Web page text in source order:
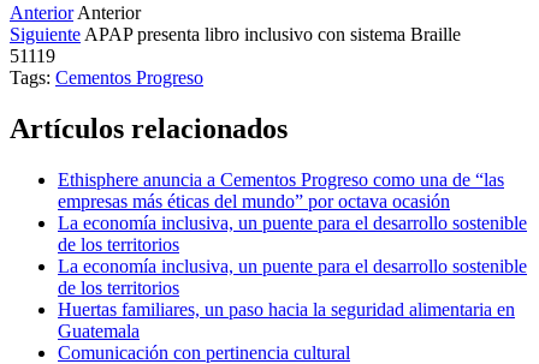
Anterior Anterior
Siguiente APAP presenta libro inclusivo con sistema Braille
51119
Tags: Cementos Progreso
Artículos relacionados
Ethisphere anuncia a Cementos Progreso como una de “las
empresas más éticas del mundo” por octava ocasión
La economía inclusiva, un puente para el desarrollo sostenible
de los territorios
La economía inclusiva, un puente para el desarrollo sostenible
de los territorios
Huertas familiares, un paso hacia la seguridad alimentaria en
Guatemala
Comunicación con pertinencia cultural